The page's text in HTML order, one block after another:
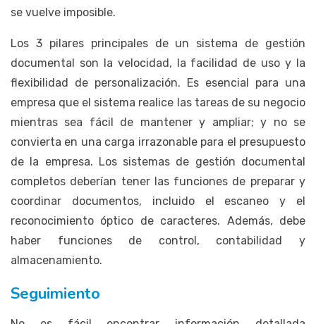
se vuelve imposible.
Los 3 pilares principales de un sistema de gestión
documental son la velocidad, la facilidad de uso y la
flexibilidad de personalización. Es esencial para una
empresa que el sistema realice las tareas de su negocio
mientras sea fácil de mantener y ampliar; y no se
convierta en una carga irrazonable para el presupuesto
de la empresa. Los sistemas de gestión documental
completos deberían tener las funciones de preparar y
coordinar documentos, incluido el escaneo y el
reconocimiento óptico de caracteres. Además, debe
haber funciones de control, contabilidad y
almacenamiento.
Seguimiento